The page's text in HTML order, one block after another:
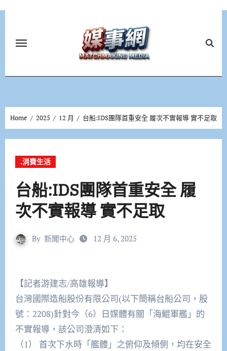
Home 2025 12 月 台船:IDS團隊首重安全 履次不實報導 實不足取
.消費生活
台船:IDS團隊首重安全 履
次不實報導 實不足取
By 新聞中心 12 月 6, 2025
【記者游建志/高雄報導】
台灣國際造船股份有限公司(以下簡稱台船公司，股
號：2208)針對今（6）日媒體有關「海鯤軍艦」的
不實報導，該公司澄清如下：
（1） 首次下水時「艦體」之俯仰及傾側，均在安全